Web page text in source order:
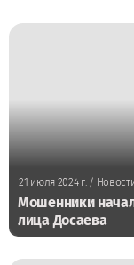
21 июля 2024 г./ Новости
Мошенники
лица Досаева